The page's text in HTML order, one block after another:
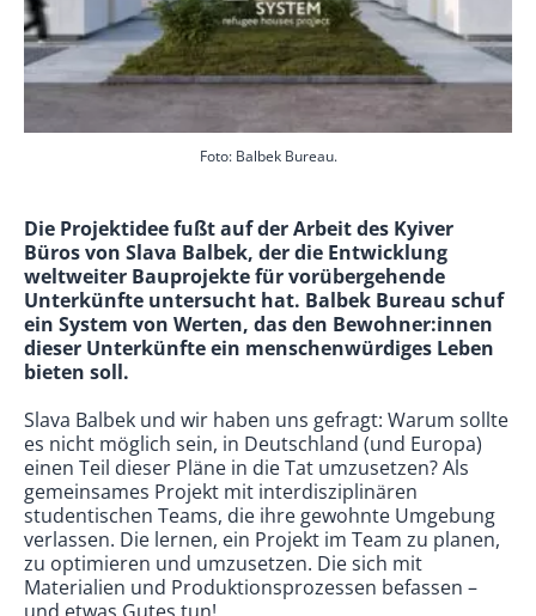
Foto: Balbek Bureau.
Die Projektidee fußt auf der Arbeit des Kyiver
Büros von Slava Balbek, der die Entwicklung
weltweiter Bauprojekte für vorübergehende
Unterkünfte untersucht hat. Balbek Bureau schuf
ein System von Werten, das den Bewohner:innen
dieser Unterkünfte ein menschenwürdiges Leben
bieten soll.
Slava Balbek und wir haben uns gefragt: Warum sollte
es nicht möglich sein, in Deutschland (und Europa)
einen Teil dieser Pläne in die Tat umzusetzen? Als
gemeinsames Projekt mit interdisziplinären
studentischen Teams, die ihre gewohnte Umgebung
verlassen. Die lernen, ein Projekt im Team zu planen,
zu optimieren und umzusetzen. Die sich mit
Materialien und Produktionsprozessen befassen –